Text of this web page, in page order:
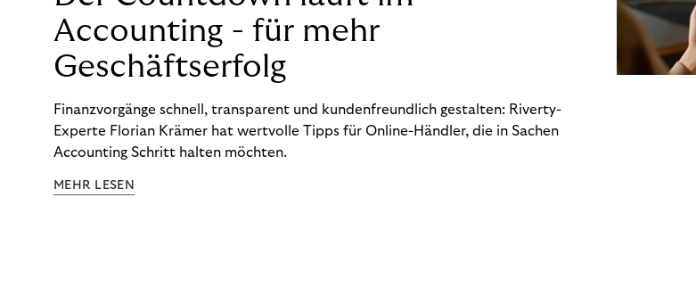
Accounting - für mehr
Geschäftserfolg
Finanzvorgänge schnell, transparent und kundenfreundlich gestalten: Riverty-
Experte Florian Krämer hat wertvolle Tipps für Online-Händler, die in Sachen
Accounting Schritt halten möchten.
MEHR LESEN